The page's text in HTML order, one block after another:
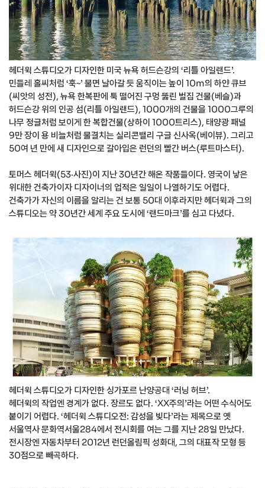
헤더윅 스튜디오가 디자인한 미국 뉴욕 허드슨강의 ‘리틀 아일랜드’.
민들레 홀씨처럼 ‘훅~’ 불면 날아갈 듯 움직이는 높이 10m의 하얀 큐브
(씨앗의 성전), 뉴욕 한복판에 툭 떨어진 구멍 뚫린 벌집 건물(베슬)과
허드슨강 위의 인공 섬(리틀 아일랜드), 1000개의 건물을 1000그루의
나무 정글처럼 보이게 한 복합건물(상하이 1000트리스), 태양광 패널
9만 장이 용 비늘처럼 물결치는 실리콘밸리 구글 신사옥(베이뷰). 그리고
50여 년 만에 새 디자인으로 갈아입은 런던의 빨간 버스(루트마스터).
토머스 헤더윅(53·사진)이 지난 30년간 해온 작품들이다. 영국이 낳은
위대한 건축가이자 디자이너의 업적은 일일이 나열하기도 어렵다.
건축가가 자신의 이름을 알리는 건 보통 50대 이후라지만 헤더윅과 그의
스튜디오는 약 30년간 세계 주요 도시에 ‘랜드마크’를 심고 다녔다.
헤더윅 스튜디오가 디자인한 싱가포르 난양공대 ‘러닝 허브’.
헤더윅의 작업엔 경계가 없다. 장르도 없다. ‘XX주의’라는 어떤 수식어도
붙이기 어렵다. ‘헤더윅 스튜디오전: 감성을 빚다’라는 제목으로 옛
서울역사 문화역서울284에서 전시회를 여는 그를 지난 28일 만났다.
전시장엔 자동차부터 2012년 런던올림픽 성화대, 그의 대표작 모형 등
30점으로 빼곡하다.